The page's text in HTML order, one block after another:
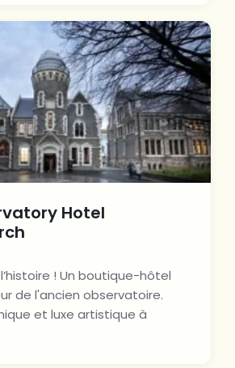
Hotel
! Un boutique-hôtel
de l'ancien observatoire.
et luxe artistique à